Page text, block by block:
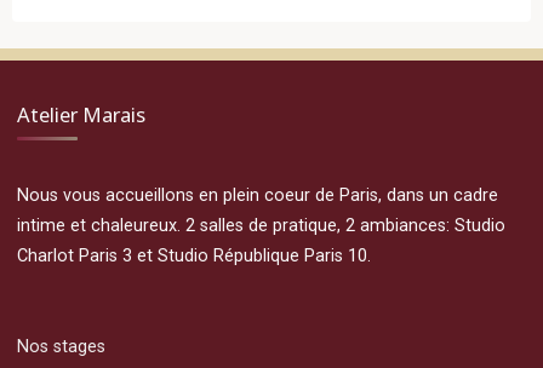
Atelier Marais
Nous vous accueillons en plein coeur de Paris, dans un cadre
intime et chaleureux. 2 salles de pratique, 2 ambiances: Studio
Charlot Paris 3 et Studio République Paris 10.
Nos stages